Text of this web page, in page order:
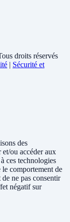
droits réservés
| Sécurité et
des
ou accéder aux
ces technologies
le comportement de
ne pas consentir
négatif sur